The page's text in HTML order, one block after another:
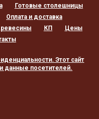
Готовые столешницы
Оплата и доставка
КП
Цены
. Этот сайт
данные посетителей.